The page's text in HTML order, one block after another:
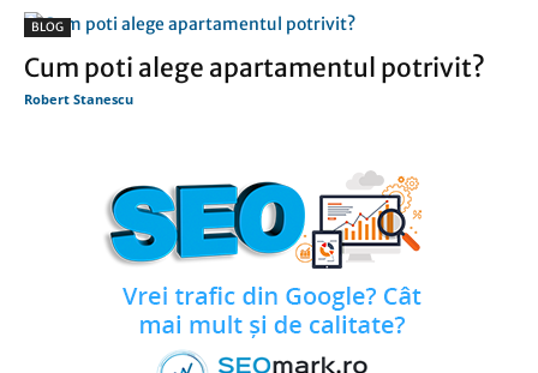
BLOG
Cum poti alege apartamentul potrivit?
Robert Stanescu